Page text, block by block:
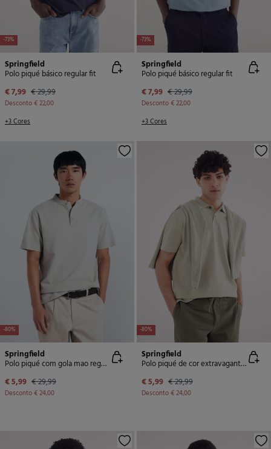
-73%
Springfield
Polo piqué básico regular fit
€ 7,99 € 29,99
Desconto€ 22,00
+3 Cores
-73%
Springfield
Polo piqué básico regular fit
€ 7,99 € 29,99
Desconto€ 22,00
+3 Cores
-80%
Springfield
Polo piqué com gola mao regular fit
€ 5,99 € 29,99
Desconto€ 24,00
-80%
Springfield
Polo piqué de cor extravagante de regular fit
€ 5,99 € 29,99
Desconto€ 24,00